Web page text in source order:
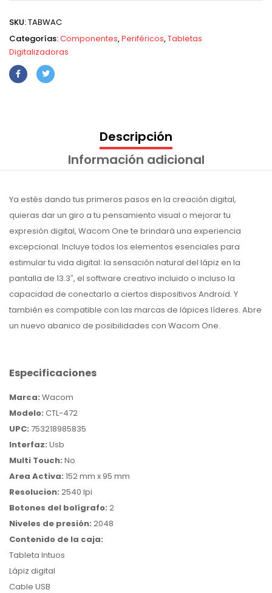
SKU:TABWAC
Categorías:Componentes,Periféricos,Tabletas
Digitalizadoras
Descripción
Información adicional
Ya estés dando tus primeros pasos en la creación digital,
quieras dar un giro a tu pensamiento visual o mejorar tu
expresión digital, Wacom One te brindará una experiencia
excepcional. Incluye todos los elementos esenciales para
estimular tu vida digital: la sensación natural del lápiz en la
pantalla de 13.3″, el software creativo incluido o incluso la
capacidad de conectarlo a ciertos dispositivos Android. Y
también es compatible con las marcas de lápices líderes. Abre
un nuevo abanico de posibilidades con Wacom One.
Especificaciones
Marca: Wacom
Modelo: CTL-472
UPC: 753218985835
Interfaz: Usb
Multi Touch: No
Area Activa: 152 mm x 95 mm
Resolucion: 2540 lpi
Botones del bolígrafo: 2
Niveles de presión: 2048
Contenido de la caja:
Tableta Intuos
Lápiz digital
Cable USB